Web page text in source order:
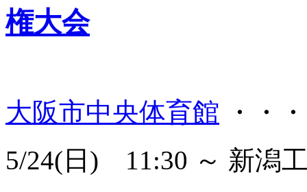
権大会
大阪市中央体育館 ・・
5/24(日) 11:30 ～ 新潟